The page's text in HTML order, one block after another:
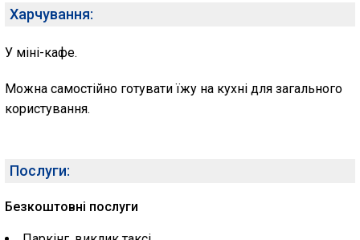
Харчування:
У міні-кафе.
Можна самостійно готувати їжу на кухні для загального
користування.
Послуги:
Безкоштовні послуги